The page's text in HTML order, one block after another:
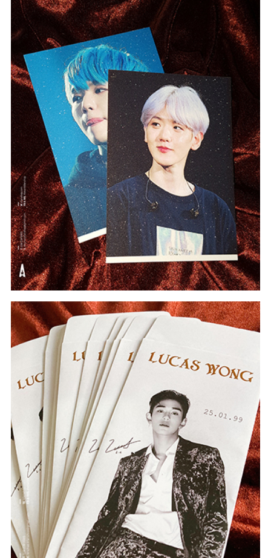
#Glitter #Card